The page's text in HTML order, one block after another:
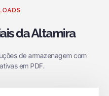
da Altamira
de armazenagem com
em PDF.